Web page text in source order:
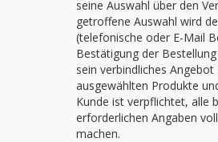
seine Auswahl über den
getroffene Auswahl wird
(telefonische oder E-Mail
Bestätigung der
sein verbindliches
ausgewählten Produkte
Kunde ist verpflichtet, alle
erforderlichen Angaben
machen.